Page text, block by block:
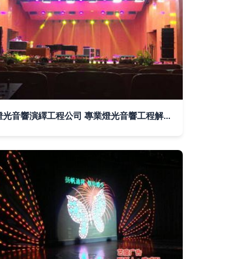
宏運燈光音響演繹工程公司 專業燈光音響工程解決方案